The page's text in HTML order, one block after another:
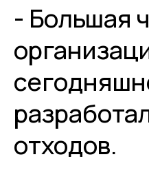
- Большая
отходов.